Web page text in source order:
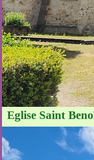
Eglise Saint